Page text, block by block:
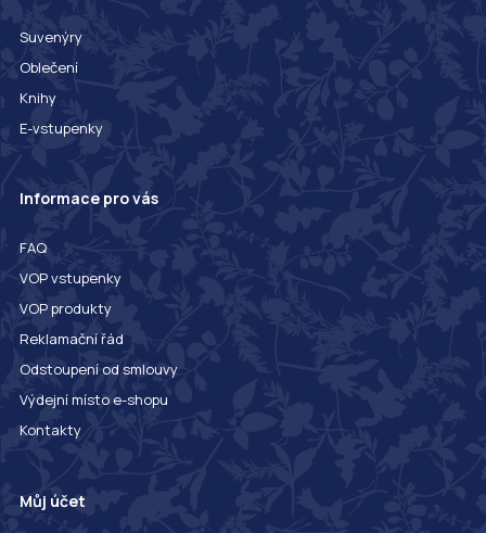
Suvenýry
Oblečení
Knihy
E-vstupenky
Informace pro vás
FAQ
VOP vstupenky
VOP produkty
Reklamační řád
Odstoupení od smlouvy
Výdejní místo e-shopu
Kontakty
Můj účet